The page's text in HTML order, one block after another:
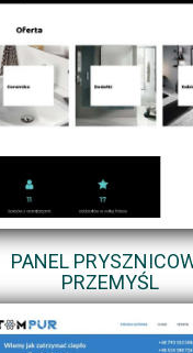
PANEL
PRZEMYŚL